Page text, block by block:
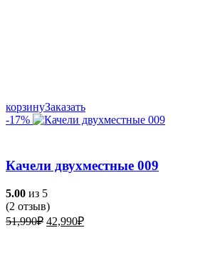
корзинуЗаказать
-17%
Качели двухместные 009
5.00 из 5
(2 отзыв)
51,990₽ Первоначальная
42,990₽Текущая